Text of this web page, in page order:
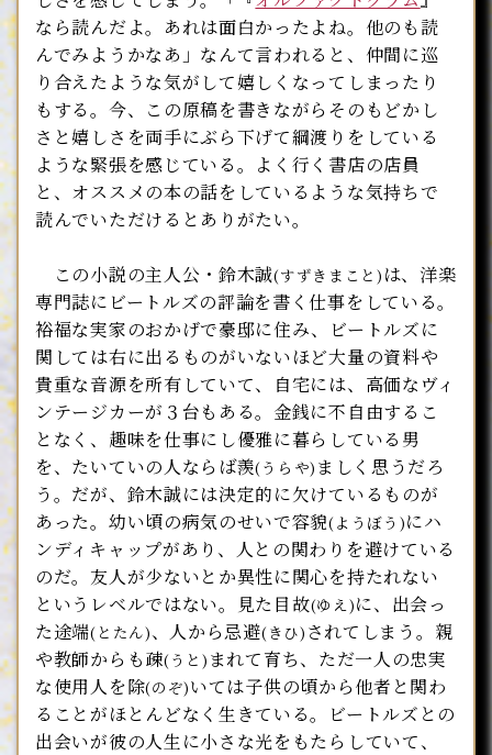
なら読んだよ。あれは面白かったよね。他のも読
んでみようかなあ」なんて言われると、仲間に巡
り合えたような気がして嬉しくなってしまったり
もする。今、この原稿を書きながらそのもどかし
さと嬉しさを両手にぶら下げて綱渡りをしている
ような緊張を感じている。よく行く書店の店員
と、オススメの本の話をしているような気持ちで
読んでいただけるとありがたい。
この小説の主人公・鈴木誠(すずきまこと) は、洋楽
専門誌にビートルズの評論を書く仕事をしている。
裕福な実家のおかげで豪邸に住み、ビートルズに
関しては右に出るものがいないほど大量の資料や
貴重な音源を所有していて、自宅には、高価なヴィ
ンテージカーが３台もある。金銭に不自由するこ
となく、趣味を仕事にし優雅に暮らしている男
を、たいていの人ならば羨(うらや) ましく思うだろ
う。だが、鈴木誠には決定的に欠けているものが
あった。幼い頃の病気のせいで容貌(ようぼう)にハ
ンディキャップがあり、人との関わりを避けている
のだ。友人が少ないとか異性に関心を持たれない
というレベルではない。見た目故(ゆえ)に、出会っ
た途端(とたん)、人から忌避(きひ) されてしまう。親
や教師からも疎(うと) まれて育ち、ただ一人の忠実
な使用人を除(のぞ)いては子供の頃から他者と関わ
ることがほとんどなく生きている。ビートルズとの
出会いが彼の人生に小さな光をもたらしていて、